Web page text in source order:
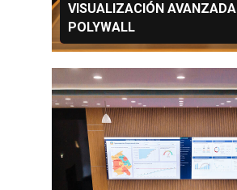
VISUALIZACIÓN
POLYWALL